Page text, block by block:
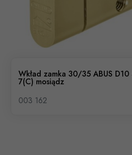
Wkład zamka 30/35 ABUS
7(C) mosiądz
003 162